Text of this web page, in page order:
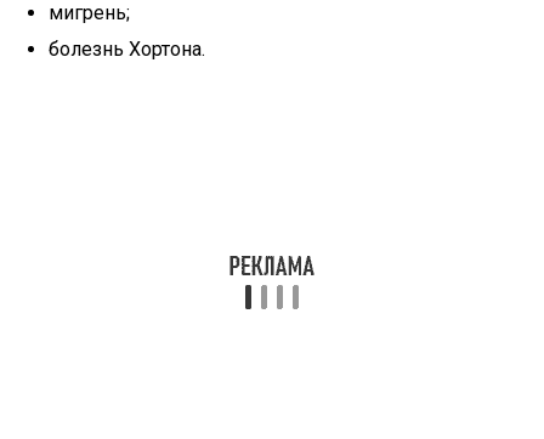
мигрень;
болезнь Хортона.